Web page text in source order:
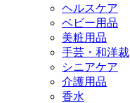
ヘルスケア
ベビー用品
美粧用品
手芸・和洋裁
シニアケア
介護用品
香水